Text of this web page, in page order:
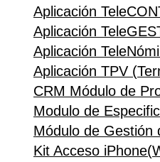
Aplicación
Aplicación
Aplicación
Aplicación TPV
CRM Módulo de
Modulo de
Módulo de Gestión
Kit Acceso